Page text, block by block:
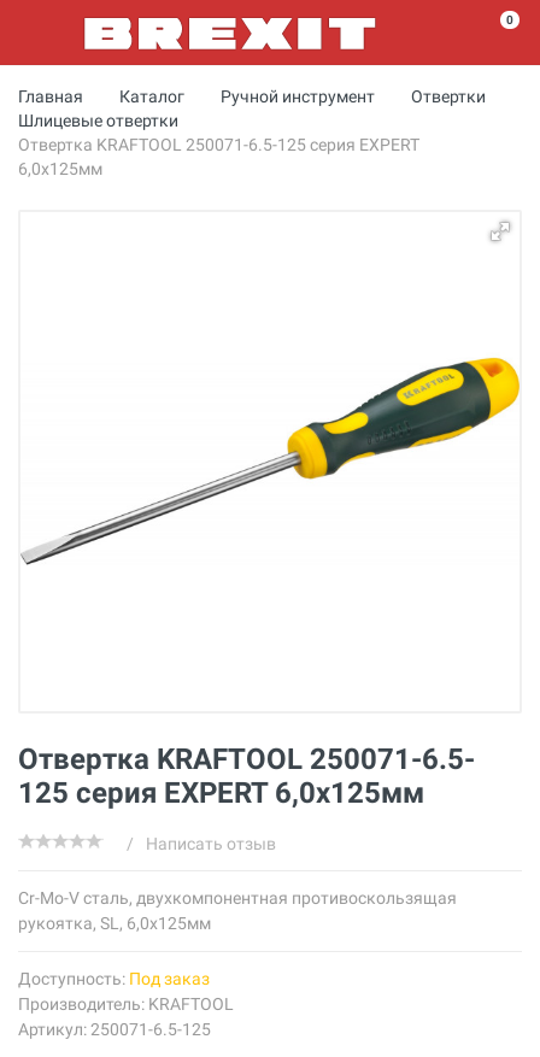
0
Главная Каталог Ручной инструмент
Отвертки
Шлицевые отвертки
Отвертка KRAFTOOL 250071-6.5-125 серия EXPERT
6,0x125мм
Отвертка KRAFTOOL 250071-6.5-
125 серия EXPERT 6,0x125мм
/ Написать отзыв
Cr-Mo-V сталь, двухкомпонентная противоскользящая
рукоятка, SL, 6,0x125мм
Доступность: Под заказ
Производитель: KRAFTOOL
Артикул: 250071-6.5-125